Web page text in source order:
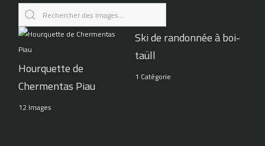
Hourquette de
Chermentas Piau
12 Images
Ski de randonnée à boi-
taüll
1 Catégorie